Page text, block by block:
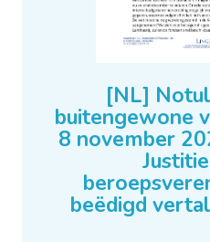
[NL]
buitengewone
8 november
beëdigd